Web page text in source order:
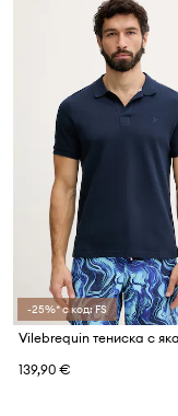
-25%* с код: FS
139,90 €